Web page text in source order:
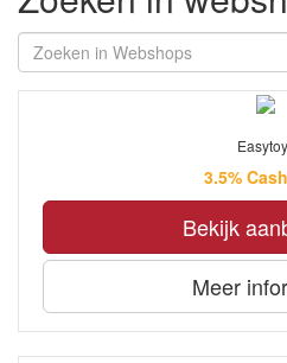
3.5%
Bekijk
Meer